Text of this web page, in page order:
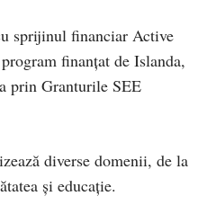
sprijinul financiar Active
finanțat de Islanda,
prin Granturile SEE
diverse domenii, de la
și educație.